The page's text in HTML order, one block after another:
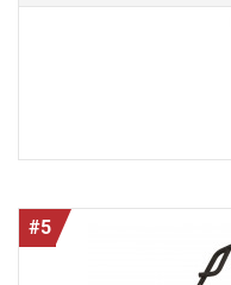
#5